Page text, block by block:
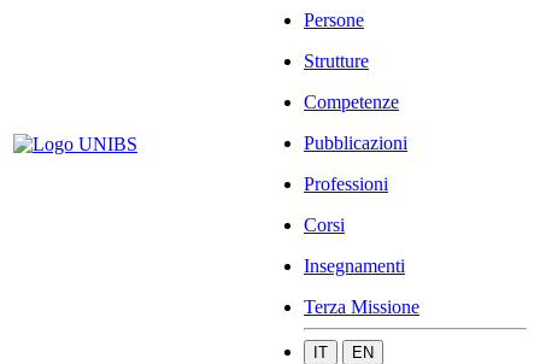
Persone
Strutture
Competenze
Pubblicazioni
Professioni
Corsi
Insegnamenti
Terza Missione
IT EN